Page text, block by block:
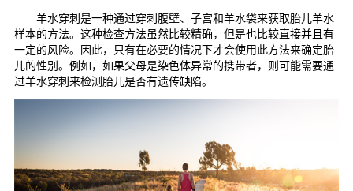
羊水穿刺是一种通过穿刺腹壁、子宫和羊水袋来获取胎儿羊水
样本的方法。这种检查方法虽然比较精确，但是也比较直接并且有
一定的风险。因此，只有在必要的情况下才会使用此方法来确定胎
儿的性别。例如，如果父母是染色体异常的携带者，则可能需要通
过羊水穿刺来检测胎儿是否有遗传缺陷。